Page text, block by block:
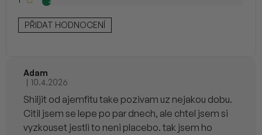
PŘIDAT HODNOCENÍ
Adam
Hodnocení produktu je 5 z 5 hvězdiček.
| 10.4.2026
Shiljit od ajemfitu take pozivam uz nejakou dobu.
Citil jsem se lepe po par dnech, ale chtel jsem si
vyzkouset jestli to neni placebo. tak jsem ho